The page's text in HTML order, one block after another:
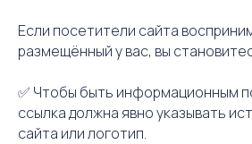
Если посетители сайта
размещённый у вас, вы
✅ Чтобы быть информационным
ссылка должна явно указывать
сайта или логотип.